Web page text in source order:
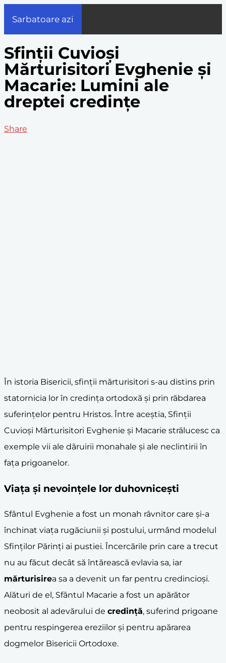
Sarbatoare azi
Sfinții Cuvioși
Mărturisitori Evghenie și
Macarie: Lumini ale
dreptei credințe
Share
În istoria Bisericii, sfinții mărturisitori s-au distins prin
statornicia lor în credința ortodoxă și prin răbdarea
suferințelor pentru Hristos. Între aceștia, Sfinții
Cuvioși Mărturisitori Evghenie și Macarie strălucesc ca
exemple vii ale dăruirii monahale și ale neclintirii în
fața prigoanelor.
Viața și nevoințele lor duhovnicești
Sfântul Evghenie a fost un monah râvnitor care și-a
închinat viața rugăciunii și postului, urmând modelul
Sfinților Părinți ai pustiei. Încercările prin care a trecut
nu au făcut decât să întărească evlavia sa, iar
mărturisirea sa a devenit un far pentru credincioși.
Alături de el, Sfântul Macarie a fost un apărător
neobosit al adevărului de credință, suferind prigoane
pentru respingerea ereziilor și pentru apărarea
dogmelor Bisericii Ortodoxe.